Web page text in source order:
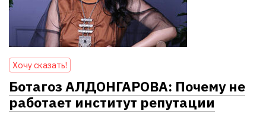
Хочу сказать!
Ботагоз АЛДОНГАРОВА: Почему не
работает институт репутации